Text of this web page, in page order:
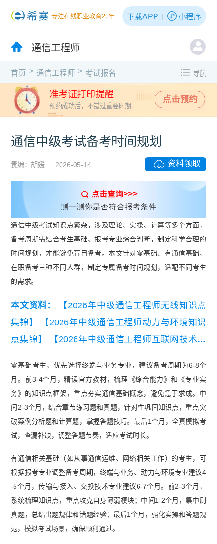
专注在线职业教育25年 下载APP 小程序
通信工程师
首页 > 通信工程师 > 考试报名 导航
准考证打印提醒
预约成功后，不错过重要时期
点击预约
通信中级考试备考时间规划
责编：胡媛 2026-05-14 资料领取
通信中级考试知识点繁杂，涉及理论、实操、计算等多个方面，
备考周期需结合考生基础、报考专业综合判断，制定科学合理的
时间规划，才能避免盲目备考。本文针对零基础、有通信基础、
在职备考三种不同人群，制定专属备考时间规划，适配不同考生
的需求。
本文资料：
【2026年中级通信工程师无线知识点
集锦】
【2026年中级通信工程师动力与环境知识
点集锦】
【2026年中级通信工程师互联网技术知
集锦】 【2026年中级通信工程师终端与业务知识
点集锦】
零基础考生，优先选择终端与业务专业，建议备考周期为6-8个
月。前3-4个月，精读官方教材，梳理《综合能力》和《专业实
务》的知识点框架，重点夯实通信基础概念，避免急于求成。中
间2-3个月，结合章节练习题和真题，针对性巩固知识点，重点突
破案例分析题和计算题，掌握答题技巧。最后1个月，全真模拟考
试，查漏补缺，调整答题节奏，适应考试时长。
有通信相关基础（如从事通信运维、网络相关工作）的考生，可
根据报考专业调整备考周期，终端与业务、动力与环境专业建议4
-5个月，传输与接入、交换技术专业建议6-7个月。前2-3个月，
系统梳理知识点，重点攻克自身薄弱模块；中间1-2个月，集中刷
真题，总结出题规律和错题经验；最后1个月，强化实操和答题规
范，模拟考试场景，确保顺利通过。